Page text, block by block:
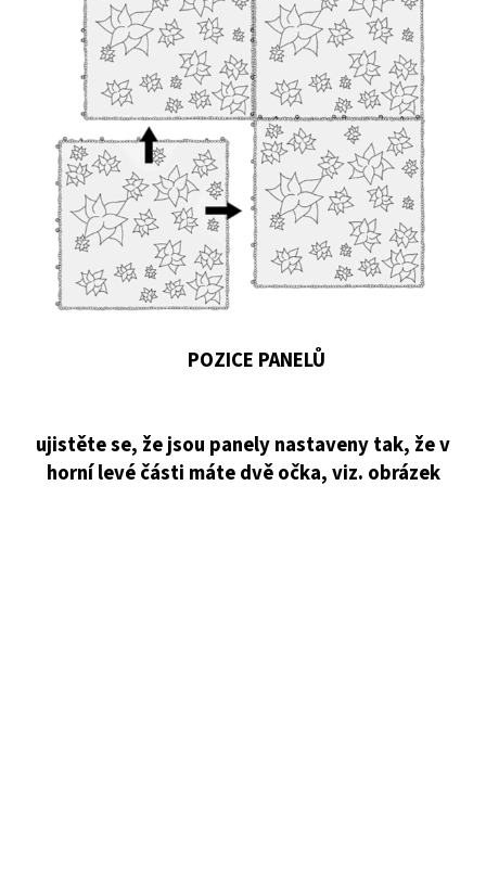
POZICE PANELŮ
ujistěte se, že jsou panely nastaveny tak, že v
horní levé části máte dvě očka, viz. obrázek